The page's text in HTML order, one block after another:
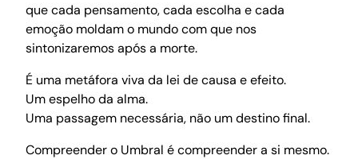
que cada pensamento, cada escolha e cada
emoção moldam o mundo com que nos
sintonizaremos após a morte.
É uma metáfora viva da lei de causa e efeito.
Um espelho da alma.
Uma passagem necessária, não um destino final.
Compreender o Umbral é compreender a si mesmo.